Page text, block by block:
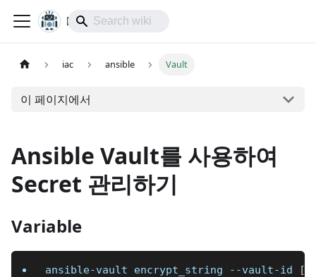
lol-IoT
iac ansible Vault
이 페이지에서
Ansible Vault를 사용하여
Secret 관리하기
Variable
ansible-vault encrypt_string --vault-id [